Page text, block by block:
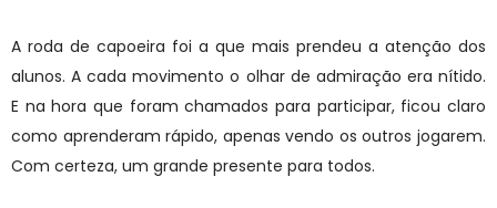
A roda de capoeira foi a que mais prendeu a atenção dos
alunos. A cada movimento o olhar de admiração era nítido.
E na hora que foram chamados para participar, ficou claro
como aprenderam rápido, apenas vendo os outros jogarem.
Com certeza, um grande presente para todos.